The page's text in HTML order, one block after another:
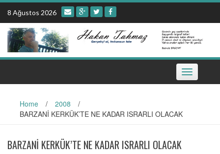
Skip
content
8 Ağustos 2026
Toggle
navigation
Home / 2008
/
BARZANİ KERKÜK’TE NE KADAR ISRARLI OLACAK
BARZANİ KERKÜK’TE NE KADAR ISRARLI OLACAK